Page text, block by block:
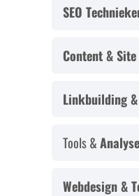
SEO
Content &
Linkbuilding &
Tools &
Webdesign &